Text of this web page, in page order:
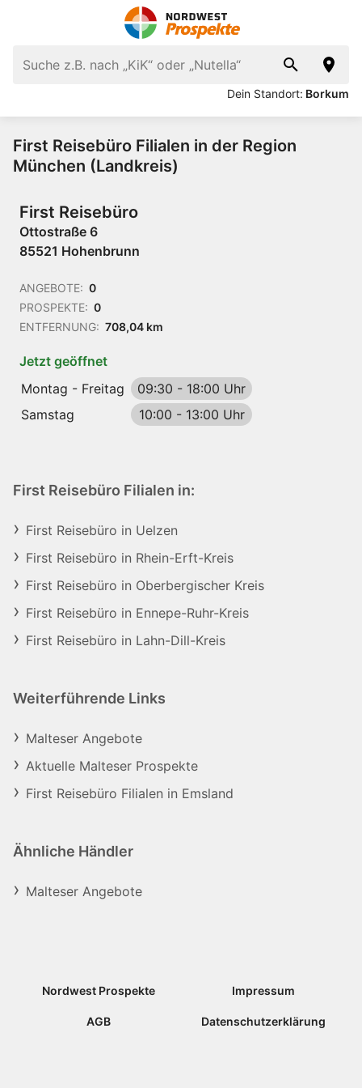
Dein Standort: Borkum
First Reisebüro Filialen in der Region
München (Landkreis)
First Reisebüro
Ottostraße 6
85521 Hohenbrunn
ANGEBOTE: 0
PROSPEKTE: 0
ENTFERNUNG: 708,04 km
Jetzt geöffnet
Montag - Freitag
09:30 - 18:00 Uhr
Samstag
10:00 - 13:00 Uhr
First Reisebüro Filialen in:
First Reisebüro in Uelzen
First Reisebüro in Rhein-Erft-Kreis
First Reisebüro in Oberbergischer Kreis
First Reisebüro in Ennepe-Ruhr-Kreis
First Reisebüro in Lahn-Dill-Kreis
Weiterführende Links
Malteser Angebote
Aktuelle Malteser Prospekte
First Reisebüro Filialen in Emsland
Ähnliche Händler
Malteser Angebote
Nordwest Prospekte Impressum
AGB Datenschutzerklärung